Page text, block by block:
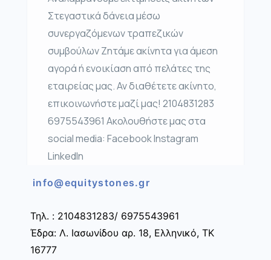
Στεγαστικά δάνεια μέσω
συνεργαζόμενων τραπεζικών
συμβούλων Ζητάμε ακίνητα για άμεση
αγορά ή ενοικίαση από πελάτες της
εταιρείας μας. Αν διαθέτετε ακίνητο,
επικοινωνήστε μαζί μας! 2104831283
6975543961 Ακολουθήστε μας στα
social media: Facebook Instagram
LinkedIn
info@equitystones.gr
Τηλ. : 2104831283/ 6975543961
Έδρα: Λ. Ιασωνίδου αρ. 18, Ελληνικό, ΤΚ
16777